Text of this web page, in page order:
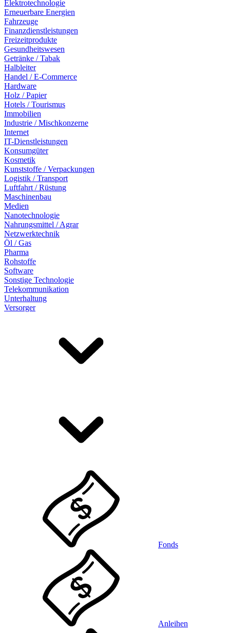
Elektrotechnologie
Erneuerbare Energien
Fahrzeuge
Finanzdienstleistungen
Freizeitprodukte
Gesundheitswesen
Getränke / Tabak
Halbleiter
Handel / E-Commerce
Hardware
Holz / Papier
Hotels / Tourismus
Immobilien
Industrie / Mischkonzerne
Internet
IT-Dienstleistungen
Konsumgüter
Kosmetik
Kunststoffe / Verpackungen
Logistik / Transport
Luftfahrt / Rüstung
Maschinenbau
Medien
Nanotechnologie
Nahrungsmittel / Agrar
Netzwerktechnik
Öl / Gas
Pharma
Rohstoffe
Software
Sonstige Technologie
Telekommunikation
Unterhaltung
Versorger
Fonds
Anleihen